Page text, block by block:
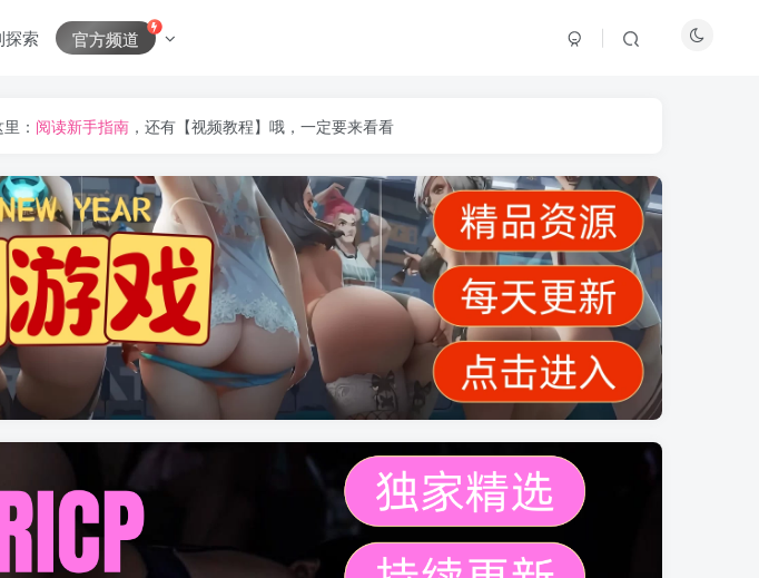
探索 官方频道
： 阅读新手指南 ，还有【视频教程】哦，一定要来看看